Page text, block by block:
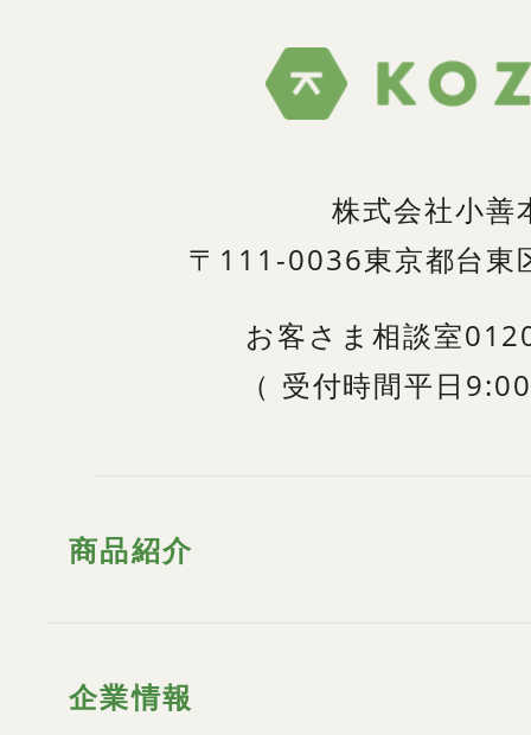
株式会社小善
〒111-0036東京都台
お客さま相談室
（ 受付時間平日
商品紹介
企業情報